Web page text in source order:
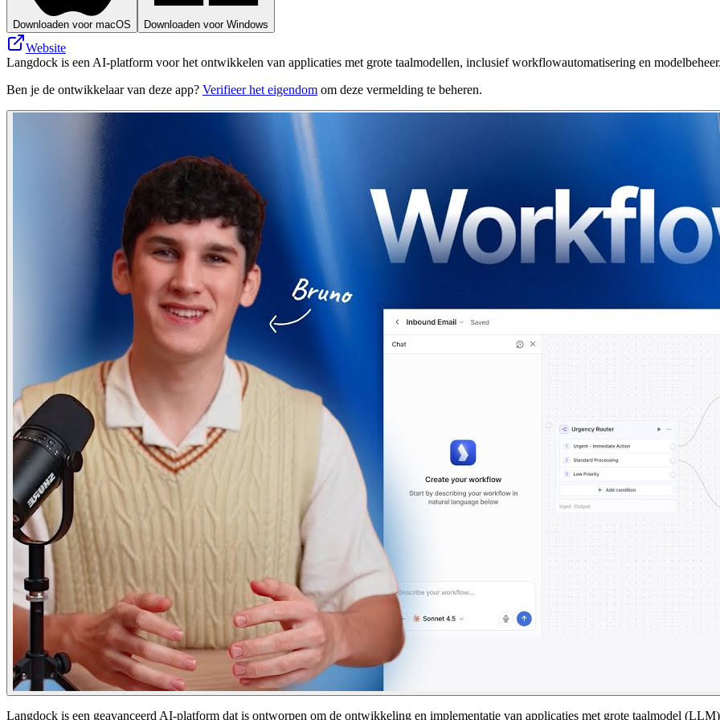
Downloaden voor macOS Downloaden voor Windows
Website
Langdock is een AI-platform voor het ontwikkelen van applicaties met grote taalmodellen, inclusief workflowautomatisering en
Ben je de ontwikkelaar van deze app? Verifieer het eigendom om deze vermelding te beheren.
Langdock is een geavanceerd AI-platform dat is ontworpen om de ontwikkeling en implementatie van applicaties met grote taalmodel